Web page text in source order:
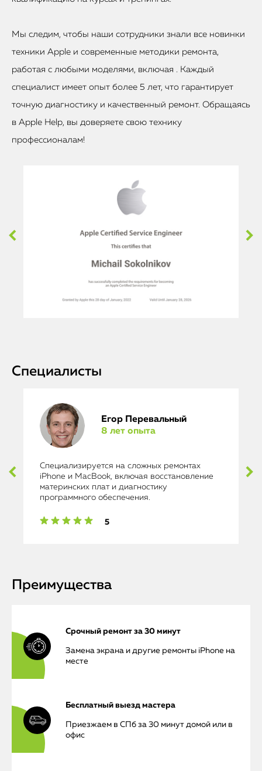
Мы следим, чтобы наши сотрудники знали все новинки
техники Apple и современные методики ремонта,
работая с любыми моделями, включая . Каждый
специалист имеет опыт более 5 лет, что гарантирует
точную диагностику и качественный ремонт. Обращаясь
в Apple Help, вы доверяете свою технику
профессионалам!
Специалисты
Егор Перевальный
8 лет опыта
Специализируется на сложных ремонтах
iPhone и MacBook, включая восстановление
материнских плат и диагностику
программного обеспечения.
5
Преимущества
Срочный ремонт за 30 минут
Замена экрана и другие ремонты iPhone на
месте
Бесплатный выезд мастера
Приезжаем в СПб за 30 минут домой или в
офис